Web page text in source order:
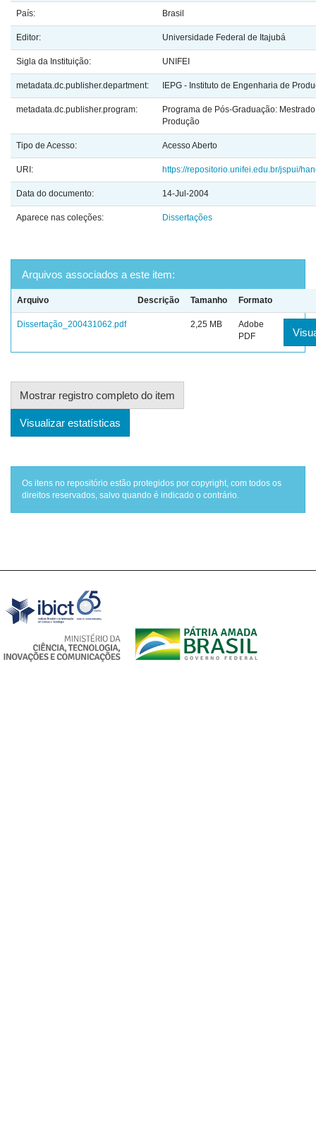
País: Brasil
Editor: Universidade Federal de Itajubá
Sigla da Instituição: UNIFEI
metadata.dc.publisher.department: IEPG - Instituto de Engenharia de
metadata.dc.publisher.program:
Programa de Pós-Graduação:
Produção
Tipo de Acesso: Acesso Aberto
URI: https://repositorio.unifei.edu.br/jspui/
Data do documento: 14-Jul-2004
Aparece nas coleções: Dissertações
Arquivos associados a este item:
Arquivo Descrição Tamanho Formato
Dissertação_200431062.pdf 2,25 MB
Adobe
PDF
Mostrar registro completo do item
Visualizar estatísticas
Os itens no repositório estão protegidos por copyright, com todos os
direitos reservados, salvo quando é indicado o contrário.